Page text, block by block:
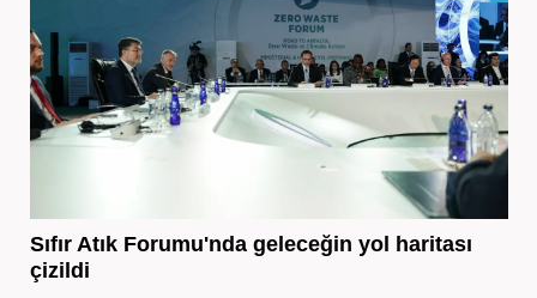
Sıfır Atık Forumu'nda geleceğin yol haritası
çizildi